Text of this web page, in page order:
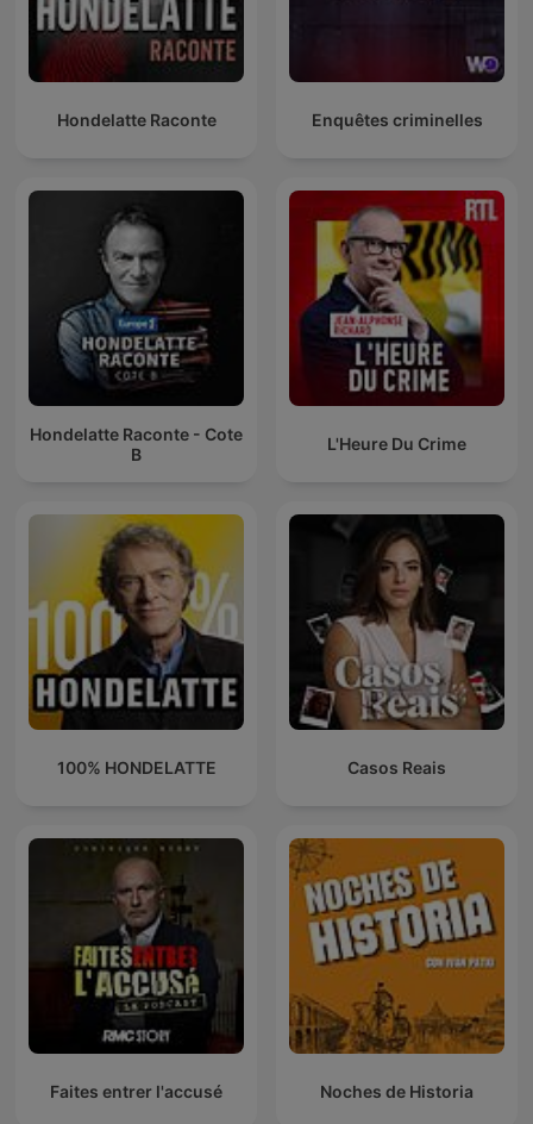
Hondelatte Raconte Enquêtes criminelles
Hondelatte Raconte - Cote
B
L'Heure Du Crime
100% HONDELATTE Casos Reais
Faites entrer l'accusé Noches de Historia